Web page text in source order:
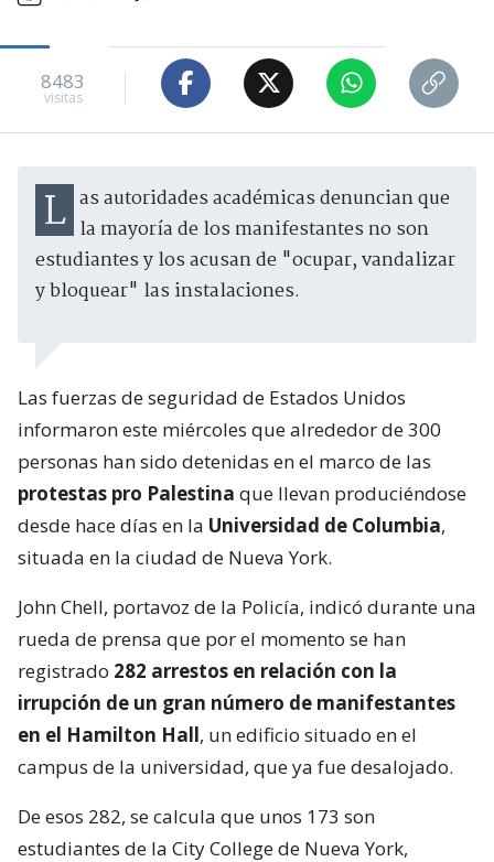
8483
visitas
Las autoridades académicas denuncian que la mayoría de los manifestantes no son
estudiantes y los acusan de "ocupar, vandalizar
y bloquear" las instalaciones.
Las fuerzas de seguridad de Estados Unidos
informaron este miércoles que alrededor de 300
personas han sido detenidas en el marco de las
protestas pro Palestina que llevan produciéndose
desde hace días en la Universidad de Columbia,
situada en la ciudad de Nueva York.
John Chell, portavoz de la Policía, indicó durante una
rueda de prensa que por el momento se han
registrado 282 arrestos en relación con la
irrupción de un gran número de manifestantes
en el Hamilton Hall, un edificio situado en el
campus de la universidad, que ya fue desalojado.
De esos 282, se calcula que unos 173 son
estudiantes de la City College de Nueva York,